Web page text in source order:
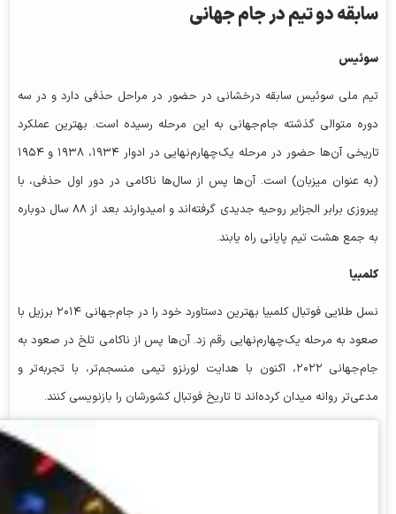
سابقه دو تیم در جام جهانی
سوئیس
تیم ملی سوئیس سابقه درخشانی در حضور در مراحل حذفی دارد و در سه
دوره متوالی گذشته جام‌جهانی به این مرحله رسیده است. بهترین عملکرد
تاریخی آن‌ها حضور در مرحله یک‌چهارم‌نهایی در ادوار ۱۹۳۴، ۱۹۳۸ و ۱۹۵۴
(به عنوان میزبان) است. آن‌ها پس از سال‌ها ناکامی در دور اول حذفی، با
پیروزی برابر الجزایر روحیه جدیدی گرفته‌اند و امیدوارند بعد از ۸۸ سال دوباره
به جمع هشت تیم پایانی راه یابند.
کلمبیا
نسل طلایی فوتبال کلمبیا بهترین دستاورد خود را در جام‌جهانی ۲۰۱۴ برزیل با
صعود به مرحله یک‌چهارم‌نهایی رقم زد. آن‌ها پس از ناکامی تلخ در صعود به
جام‌جهانی ۲۰۲۲، اکنون با هدایت لورنزو تیمی منسجم‌تر، با تجربه‌تر و
مدعی‌تر روانه میدان کرده‌اند تا تاریخ فوتبال کشورشان را بازنویسی کنند.